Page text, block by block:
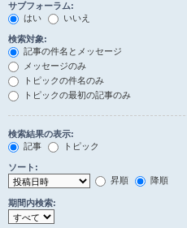
サブフォーラム:
はい
いいえ
検索対象:
記事の件名とメッセージ
メッセージのみ
トピックの件名のみ
トピックの最初の記事のみ
検索結果の表示:
記事
トピック
ソート:
昇順
降順
期間内検索: